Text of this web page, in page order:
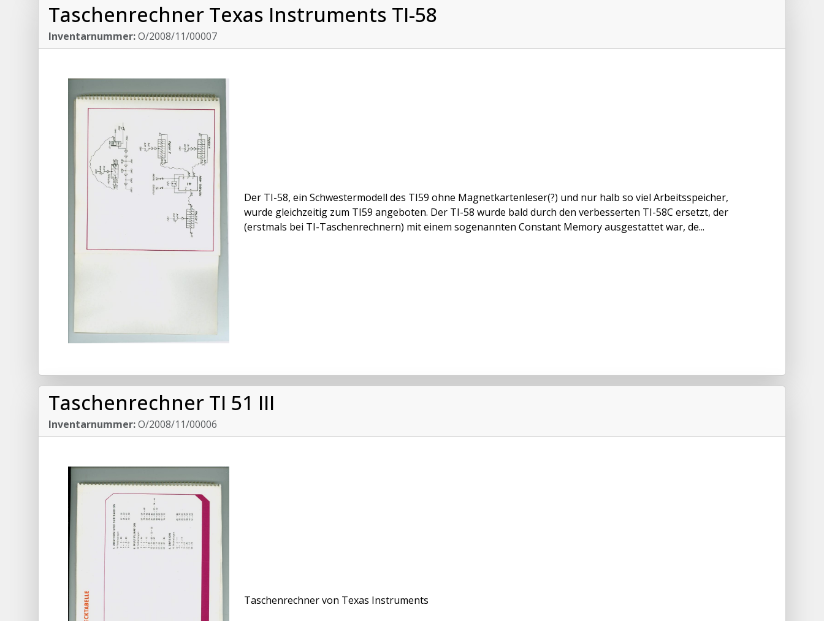
Taschenrechner Texas Instruments TI-58
Inventarnummer:O/2008/11/00007
Der TI-58, ein Schwestermodell des TI59 ohne Magnetkartenleser(?) und nur halb so viel Arbeitsspeicher,
wurde gleichzeitig zum TI59 angeboten. Der TI-58 wurde bald durch den verbesserten TI-58C ersetzt, der
(erstmals bei TI-Taschenrechnern) mit einem sogenannten Constant Memory ausgestattet war, de...
Taschenrechner TI 51 III
Inventarnummer:O/2008/11/00006
Taschenrechner von Texas Instruments